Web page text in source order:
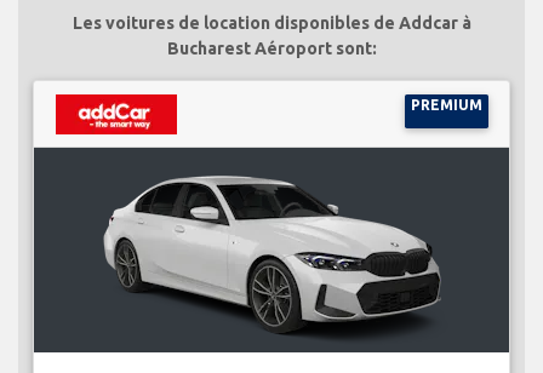
Les voitures de location disponibles de Addcar à
Bucharest Aéroport sont:
PREMIUM